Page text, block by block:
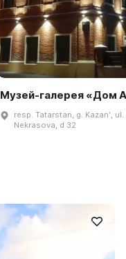
Музей-галерея «Дом
resp. Tatarstan, g. Kazanʹ, ul.
Nekrasova, d 32